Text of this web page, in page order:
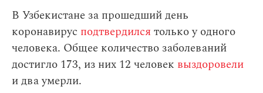
В Узбекистане за прошедший день
коронавирус подтвердился только у одного
человека. Общее количество заболеваний
достигло 173, из них 12 человек выздоровели
и два умерли.